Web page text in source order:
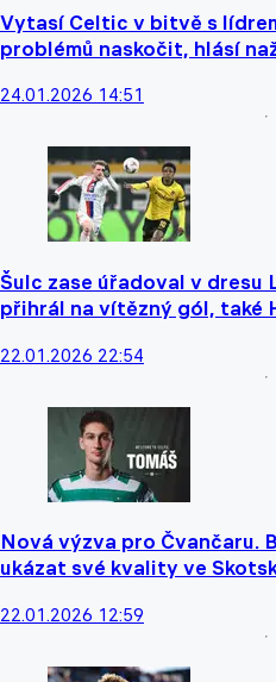
Vytasí Celtic v bitvě s
problémů naskočit, hlásí
24.01.2026 14:51
Šulc zase úřadoval v dresu
přihrál na vítězný gól, také
22.01.2026 22:54
Nová výzva pro Čvančaru.
ukázat své kvality ve
22.01.2026 12:59